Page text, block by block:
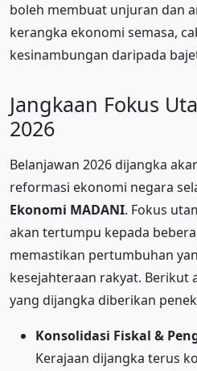
boleh membuat unjuran dan
kerangka ekonomi semasa,
kesinambungan daripada
Jangkaan Fokus
2026
Belanjawan 2026 dijangka
reformasi ekonomi negara
Ekonomi MADANI. Fokus
akan tertumpu kepada
memastikan pertumbuhan
kesejahteraan rakyat. Berikut
yang dijangka diberikan
Konsolidasi Fiskal &
Kerajaan dijangka terus